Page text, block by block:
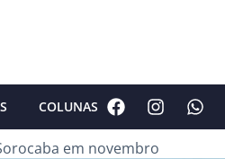
COLUNAS
em novembro